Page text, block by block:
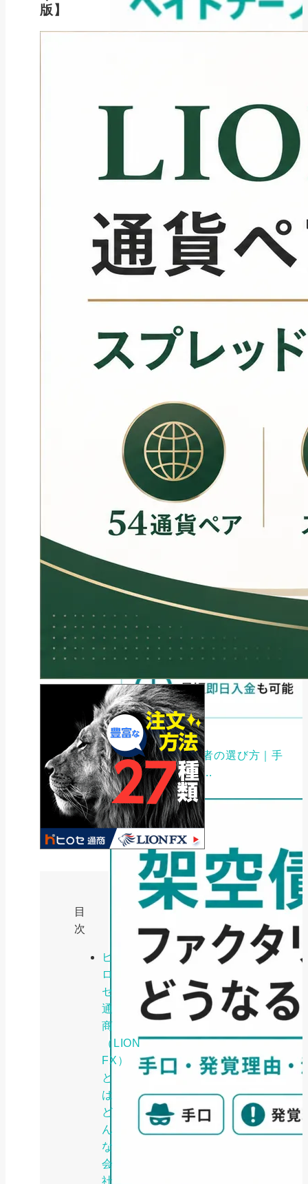
版】
目
次
ヒ
ロ
セ
通
商
（LION
FX）
と
は
ど
ん
な
会
社
ファクタリング
法｜中小企業・個...
ファクタリング
ファクタリング業者の選び方｜手
数料・審査・即日...
2026年8月3日